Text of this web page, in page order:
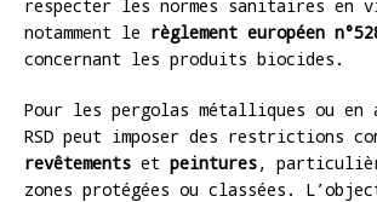
respecter les normes sanitaires en
notamment le règlement européen
concernant les produits biocides.
Pour les pergolas métalliques ou en
RSD peut imposer des restrictions
revêtements et peintures,
zones protégées ou classées.